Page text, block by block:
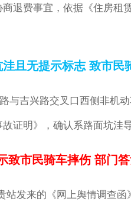
退费事宜，依据《住房
且无提示标志 致市民
与吉兴路交叉口西侧非机
证明》，确认系路面坑洼
市民骑车摔伤 部门答
发来的《网上舆情调查